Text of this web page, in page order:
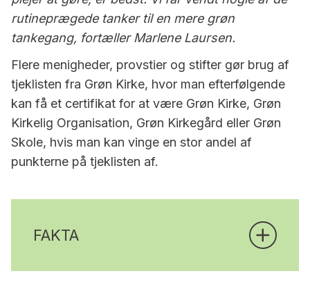
rutineprægede tanker til en mere grøn
tankegang, fortæller Marlene Laursen.
Flere menigheder, provstier og stifter gør brug af
tjeklisten fra Grøn Kirke, hvor man efterfølgende
kan få et certifikat for at være Grøn Kirke, Grøn
Kirkelig Organisation, Grøn Kirkegård eller Grøn
Skole, hvis man kan vinge en stor andel af
punkterne på tjeklisten af.
FAKTA